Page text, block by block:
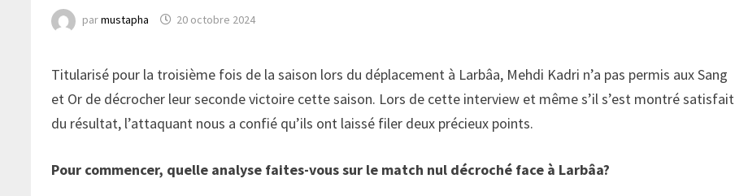
parmustapha 20 octobre 2024
Titularisé pour la troisième fois de la saison lors du déplacement à Larbâa, Mehdi Kadri n’a pas permis aux Sang
et Or de décrocher leur seconde victoire cette saison. Lors de cette interview et même s’il s’est montré satisfait
du résultat, l’attaquant nous a confié qu’ils ont laissé filer deux précieux points.
Pour commencer, quelle analyse faites-vous sur le match nul décroché face à Larbâa?